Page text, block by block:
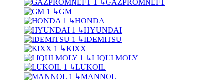
↳GAZPROMNEFT
↳GM
↳HONDA
↳HYUNDAI
↳IDEMITSU
↳KIXX
↳LIQUI MOLY
↳LUKOIL
↳MANNOL